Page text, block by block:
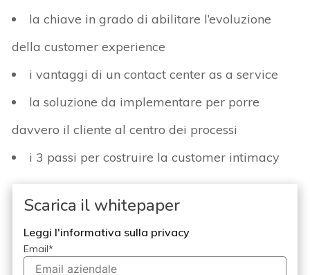
la chiave in grado di abilitare l’evoluzione
della customer experience
i vantaggi di un contact center as a service
la soluzione da implementare per porre
davvero il cliente al centro dei processi
i 3 passi per costruire la customer intimacy
Scarica il whitepaper
Leggi l'informativa sulla privacy
Email*